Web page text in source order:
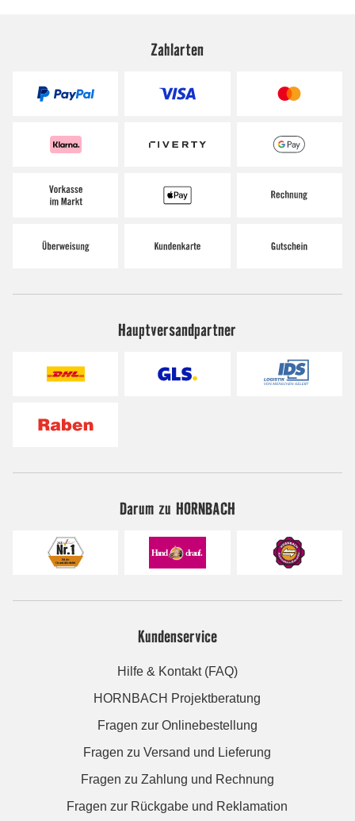
Zahlarten
Hauptversandpartner
Darum zu HORNBACH
Kundenservice
Hilfe & Kontakt (FAQ)
HORNBACH Projektberatung
Fragen zur Onlinebestellung
Fragen zu Versand und Lieferung
Fragen zu Zahlung und Rechnung
Fragen zur Rückgabe und Reklamation